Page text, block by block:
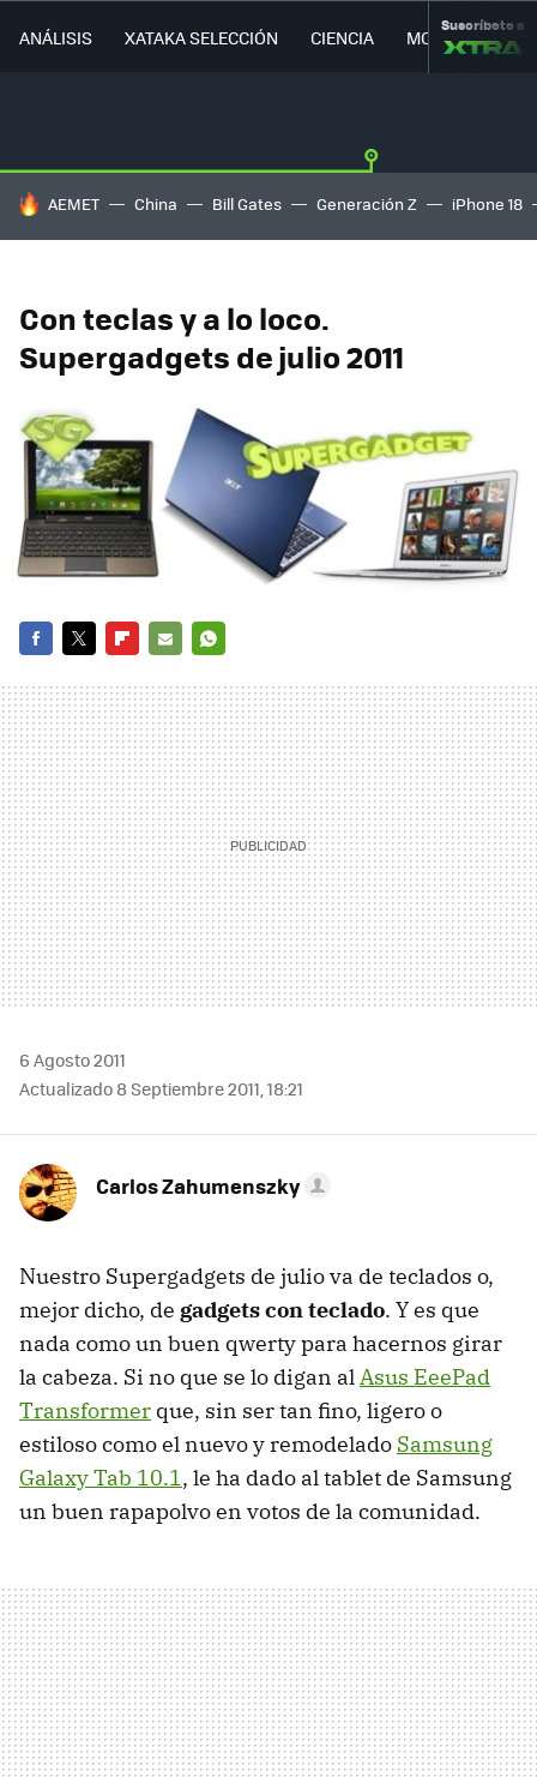
ANÁLISIS XATAKA SELECCIÓN CIENCIA MOVILIDAD
Suscríbete a
HOY SE HABLA DE
AEMET China Bill Gates Generación Z iPhone 18
Con teclas y a lo loco.
Supergadgets de julio 2011
MAIL
6 Agosto 2011
Actualizado 8 Septiembre 2011, 18:21
Carlos Zahumenszky
Nuestro Supergadgets de julio va de teclados o,
mejor dicho, de gadgets con teclado. Y es que
nada como un buen qwerty para hacernos girar
la cabeza. Si no que se lo digan alAsus EeePad
Transformer que, sin ser tan fino, ligero o
estiloso como el nuevo y remodelado Samsung
Galaxy Tab 10.1, le ha dado al tablet de Samsung
un buen rapapolvo en votos de la comunidad.